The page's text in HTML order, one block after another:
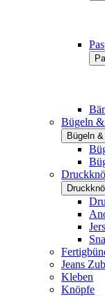
Bügeln
Bügeln
Jeans
Kleben
Knöpfe